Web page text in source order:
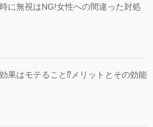
に無視はNG!女性への間違った対処
果はモテること⁉︎メリットとその効能